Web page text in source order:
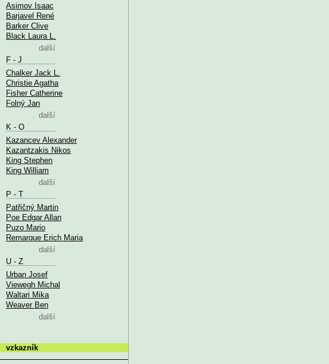
Asimov Isaac
Barjavel René
Barker Clive
Black Laura L.
další
F - J
Chalker Jack L.
Christie Agatha
Fisher Catherine
Folný Jan
další
K - O
Kazancev Alexander
Kazantzakis Nikos
King Stephen
King William
další
P - T
Patřičný Martin
Poe Edgar Allan
Puzo Mario
Remarque Erich Maria
další
U - Z
Urban Josef
Viewegh Michal
Waltari Mika
Weaver Ben
další
vzkazník